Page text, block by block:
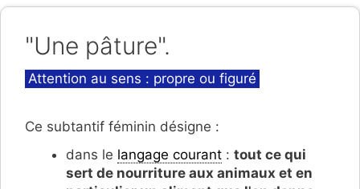
"Une pâture".
Catégories
Attention au sens : propre ou figuré
Ce subtantif féminin désigne :
dans le langage courant : tout ce qui
sert de nourriture aux animaux et en